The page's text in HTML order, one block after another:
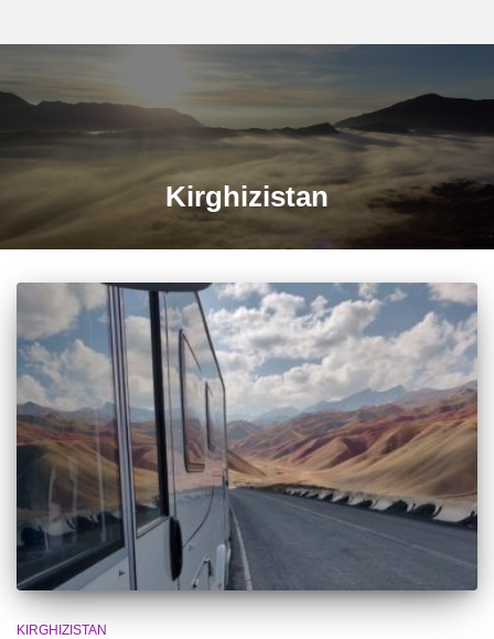
Kirghizistan
KIRGHIZISTAN